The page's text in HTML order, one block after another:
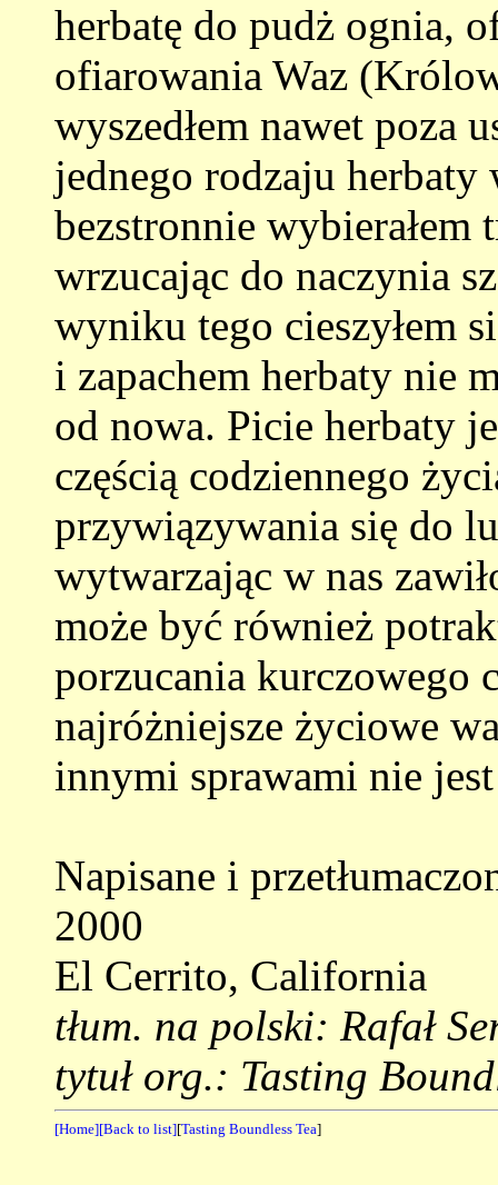
herbatę do pudż ognia,
ofiarowania Waz
wyszedłem nawet poza
jednego rodzaju
bezstronnie
wrzucając do naczynia
wyniku tego cieszyłem
i zapachem herbaty nie
od nowa. Picie herbaty
częścią codziennego
przywiązywania się do
wytwarzając w nas
może być również
porzucania kurczowego
najróżniejsze życiowe
innymi sprawami nie
Napisane i
2000
El Cerrito, California
tłum. na polski: Rafał
tytuł org.: Tasting
[Home][Back to list][Tasting Boundless Tea]